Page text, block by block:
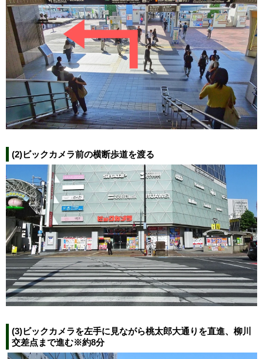
(2)ビックカメラ前の横断歩道を渡る
(3)ビックカメラを左手に見ながら桃太郎大通りを直進、柳川
交差点まで進む※約8分